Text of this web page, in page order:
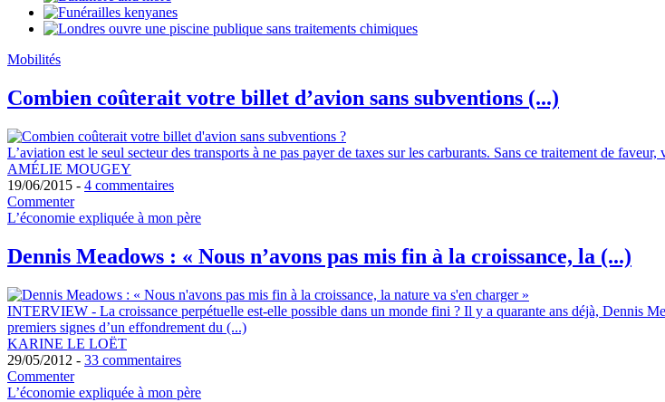
Mobilités
Combien coûterait votre billet d’avion sans subventions (...)
L’aviation est le seul secteur des transports à ne pas payer de taxes sur les carburants. Sans ce traitement de
AMÉLIE MOUGEY
19/06/2015 - 4 commentaires
Commenter
L’économie expliquée à mon père
Dennis Meadows : « Nous n’avons pas mis fin à la croissance, la (...)
INTERVIEW - La croissance perpétuelle est-elle possible dans un monde fini ? Il y a quarante ans déjà, Dennis
premiers signes d’un effondrement du (...)
KARINE LE LOËT
29/05/2012 - 33 commentaires
Commenter
L’économie expliquée à mon père